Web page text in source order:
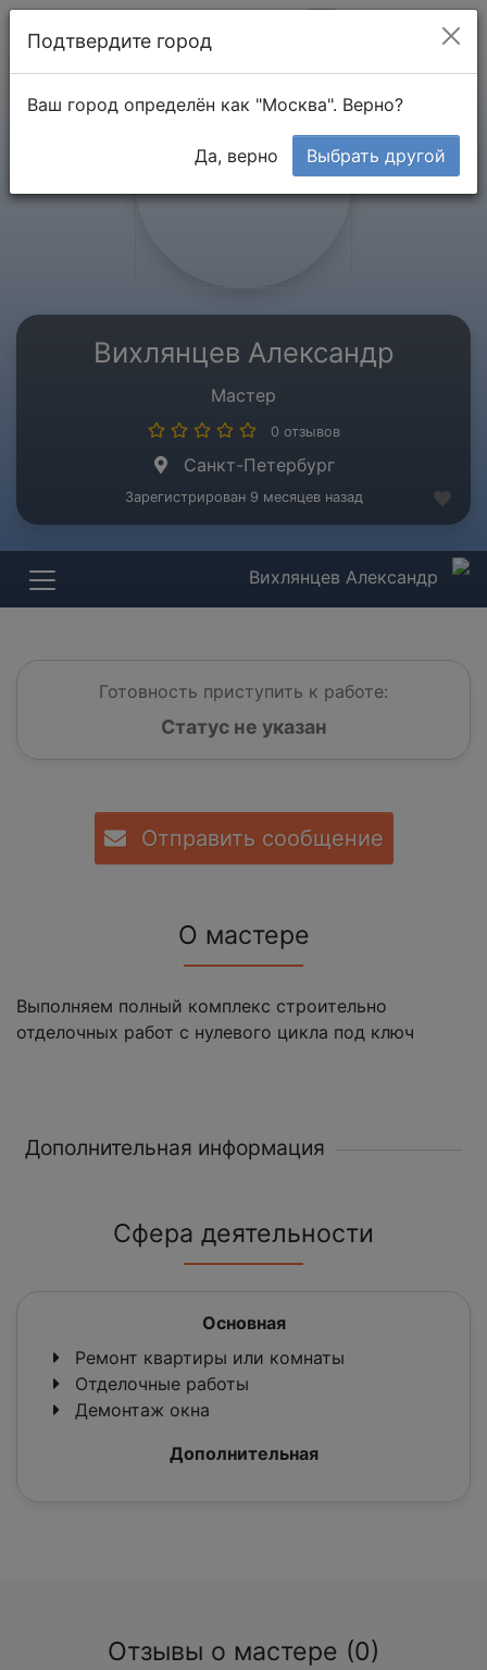
Вихлянцев Александр
Мастер
0 отзывов
Санкт-Петербург
Зарегистрирован 9 месяцев назад
Вихлянцев Александр
Готовность приступить к работе:
Статус не указан
Отправить сообщение
О мастере
Выполняем полный комплекс строительно
отделочных работ с нулевого цикла под ключ
Дополнительная информация
Сфера деятельности
Основная
Ремонт квартиры или комнаты
Отделочные работы
Демонтаж окна
Дополнительная
Отзывы о мастере (0)
Подтвердите город
Ваш город определён как "Москва". Верно?
Да, верно Выбрать другой